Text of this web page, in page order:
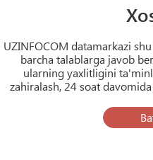
UZINFOCOM datamarkazi
barcha talablarga javob
ularning yaxlitligini
zahiralash, 24 soat